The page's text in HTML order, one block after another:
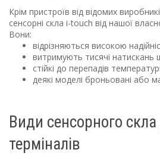
Крім пристроїв від відомих
сенсорні скла i-touch від нашої
Вони:
відрізняються високою
витримують тисячі натискань
стійкі до перепадів
деякі моделі броньовані або
Види сенсорного
терміналів